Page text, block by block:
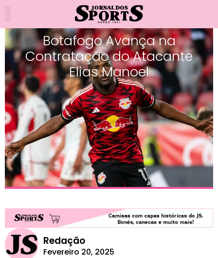
Botafogo Avança na
Contratação do Atacante
Elias Manoel
Redação
Fevereiro 20, 2025